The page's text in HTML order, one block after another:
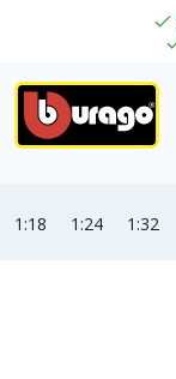
1:18 1:24 1:32